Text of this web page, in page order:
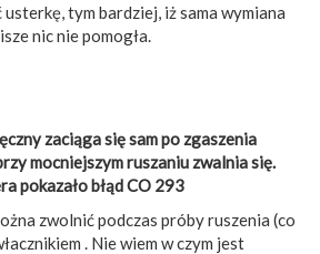
tym bardziej, iż sama wymiana
nic nie pomogła.
zaciąga się sam po zgaszenia
mocniejszym ruszaniu zwalnia się.
pokazało błąd CO 293
zwolnić podczas próby ruszenia (co
. Nie wiem w czym jest